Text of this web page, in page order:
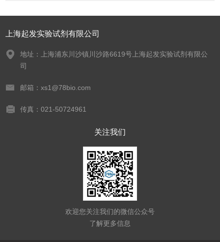
上海起发实验试剂有限公司
地址：上海浦东川沙镇川沙路6619号上海起发实验试剂有限公
司
邮箱：xs1@78bio.com
传真：021-50724961
关注我们
欢迎您关注我们的微信公众号
了解更多信息